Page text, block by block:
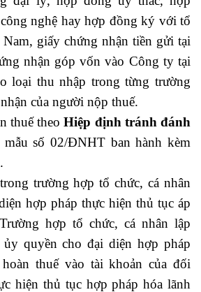
nghệ hay hợp đồng ký với tổ
giấy chứng nhận tiền gửi tại
nhận góp vốn vào Công ty tại
loại thu nhập trong từng trường
của người nộp thuế.
thuế theoHiệp định tránh đánh
mẫu số 02/ĐNHT ban hành kèm
trong trường hợp tổ chức, cá nhân
hợp pháp thực hiện thủ tục áp
hợp tổ chức, cá nhân lập
quyền cho đại diện hợp pháp
thuế vào tài khoản của đối
hiện thủ tục hợp pháp hóa lãnh